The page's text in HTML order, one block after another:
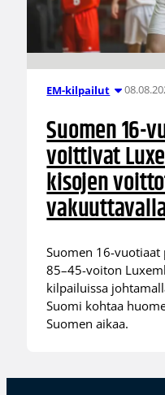
EM-kilpailut
Suomen 16-
voittivat
kisojen
Suomen 16-
85–45-voiton
kilpailuissa
Suomi kohtaa
Suomen aikaa.